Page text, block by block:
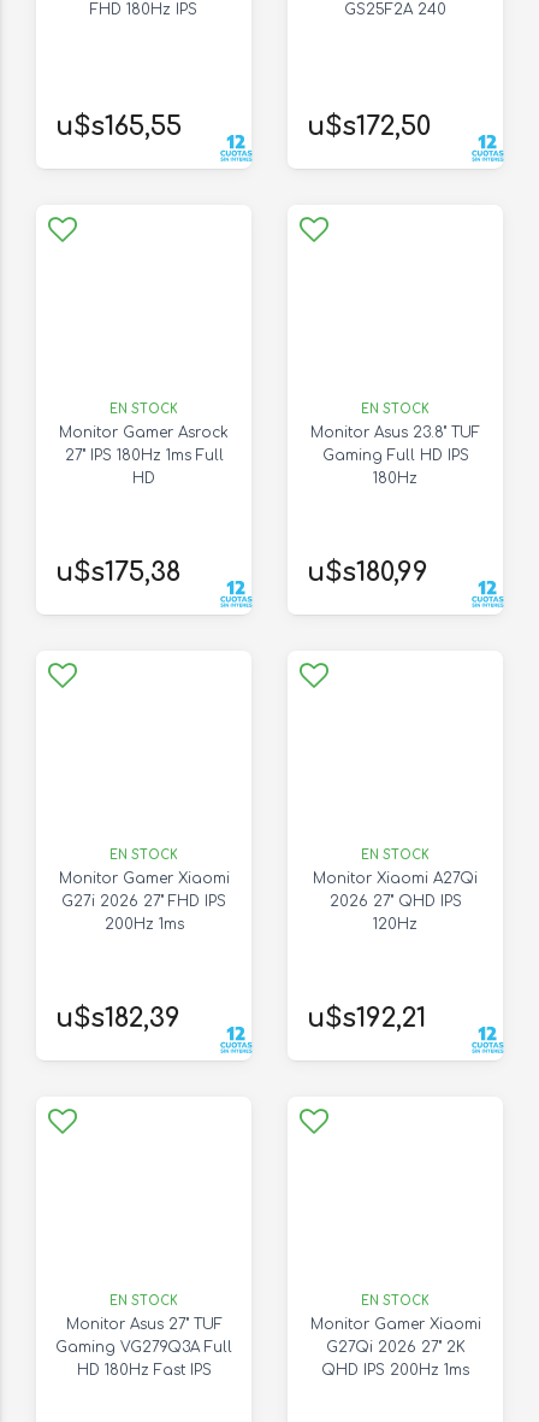
FHD 180Hz IPS
u$s165,55
GS25F2A 240
u$s172,50
EN STOCK
Monitor Gamer Asrock
27" IPS 180Hz 1ms Full
HD
u$s175,38
EN STOCK
Monitor Asus 23.8" TUF
Gaming Full HD IPS
180Hz
u$s180,99
EN STOCK
Monitor Gamer Xiaomi
G27i 2026 27" FHD IPS
200Hz 1ms
u$s182,39
EN STOCK
Monitor Xiaomi A27Qi
2026 27" QHD IPS
120Hz
u$s192,21
EN STOCK
Monitor Asus 27" TUF
Gaming VG279Q3A Full
HD 180Hz Fast IPS
EN STOCK
Monitor Gamer Xiaomi
G27Qi 2026 27" 2K
QHD IPS 200Hz 1ms